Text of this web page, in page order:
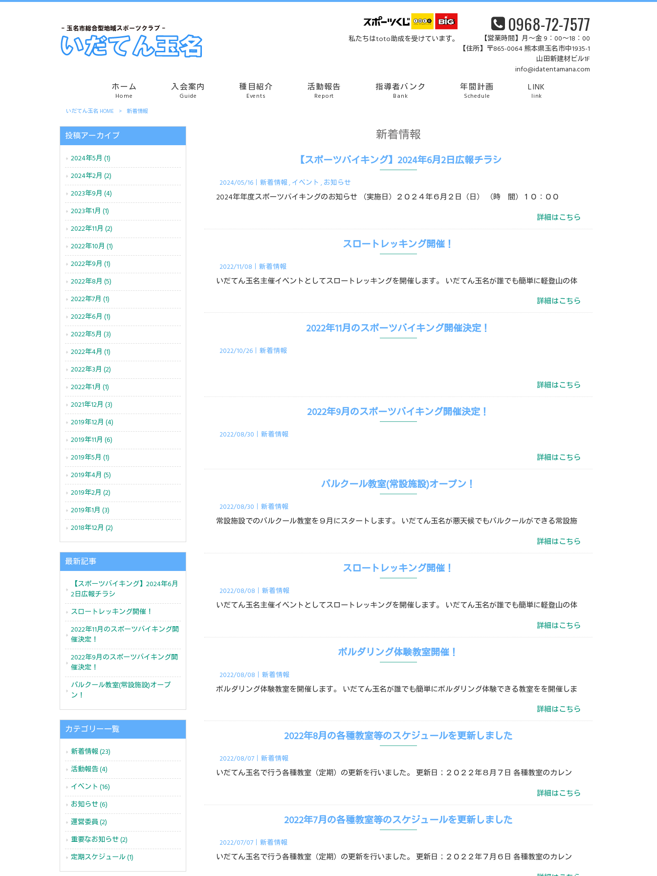
私たちはtoto助成を受けています。
0968-72-7577
【営業時間】月～金 9：00～18：00
【住所】〒865-0064 熊本県玉名市中1935-1
山田新建材ビル1F
info@idatentamana.com
ホーム
Home
入会案内
Guide
種目紹介
Events
活動報告
Report
指導者バンク
Bank
年間計画
Schedule
LINK
link
いだてん玉名 HOME > 新着情報
新着情報
【スポーツバイキング】2024年6月2日広報チラシ
2024/05/16｜ 新着情報 イベント お知らせ
2024年年度スポーツバイキングのお知らせ （実施日）２０２４年６月２日（日） （時 間）１０：００
詳細はこちら
スロートレッキング開催！
2022/11/08｜ 新着情報
いだてん玉名主催イベントとしてスロートレッキングを開催します。 いだてん玉名が誰でも簡単に軽登山の体
詳細はこちら
2022年11月のスポーツバイキング開催決定！
2022/10/26｜ 新着情報
詳細はこちら
2022年9月のスポーツバイキング開催決定！
2022/08/30｜ 新着情報
詳細はこちら
パルクール教室(常設施設)オープン！
2022/08/30｜ 新着情報
常設施設でのパルクール教室を９月にスタートします。 いだてん玉名が悪天候でもパルクールができる常設施
詳細はこちら
スロートレッキング開催！
2022/08/08｜ 新着情報
いだてん玉名主催イベントとしてスロートレッキングを開催します。 いだてん玉名が誰でも簡単に軽登山の体
詳細はこちら
ボルダリング体験教室開催！
2022/08/08｜ 新着情報
ボルダリング体験教室を開催します。 いだてん玉名が誰でも簡単にボルダリング体験できる教室をを開催しま
詳細はこちら
2022年8月の各種教室等のスケジュールを更新しました
2022/08/07｜ 新着情報
いだてん玉名で行う各種教室（定期）の更新を行いました。 更新日；２０２２年８月７日 各種教室のカレン
詳細はこちら
2022年7月の各種教室等のスケジュールを更新しました
2022/07/07｜ 新着情報
いだてん玉名で行う各種教室（定期）の更新を行いました。 更新日；２０２２年７月６日 各種教室のカレン
投稿アーカイブ
2024年5月 (1)
2024年2月 (2)
2023年9月 (4)
2023年1月 (1)
2022年11月 (2)
2022年10月 (1)
2022年9月 (1)
2022年8月 (5)
2022年7月 (1)
2022年6月 (1)
2022年5月 (3)
2022年4月 (1)
2022年3月 (2)
2022年1月 (1)
2021年12月 (3)
2019年12月 (4)
2019年11月 (6)
2019年5月 (1)
2019年4月 (5)
2019年2月 (2)
2019年1月 (3)
2018年12月 (2)
最新記事
【スポーツバイキング】2024年6月
2日広報チラシ
スロートレッキング開催！
2022年11月のスポーツバイキング開
催決定！
2022年9月のスポーツバイキング開
催決定！
パルクール教室(常設施設)オープ
ン！
カテゴリー一覧
新着情報 (23)
活動報告 (4)
イベント (16)
お知らせ (6)
運営委員 (2)
重要なお知らせ (2)
定期スケジュール (1)